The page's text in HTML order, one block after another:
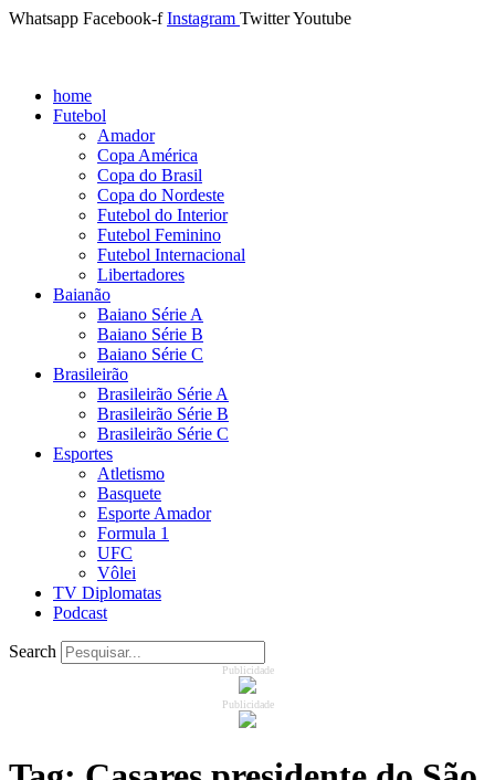
Whatsapp Facebook-f Instagram TwitterYoutube
home
Futebol
Amador
Copa América
Copa do Brasil
Copa do Nordeste
Futebol do Interior
Futebol Feminino
Futebol Internacional
Libertadores
Baianão
Baiano Série A
Baiano Série B
Baiano Série C
Brasileirão
Brasileirão Série A
Brasileirão Série B
Brasileirão Série C
Esportes
Atletismo
Basquete
Esporte Amador
Formula 1
UFC
Vôlei
TV Diplomatas
Podcast
Search
Publicidade
Publicidade